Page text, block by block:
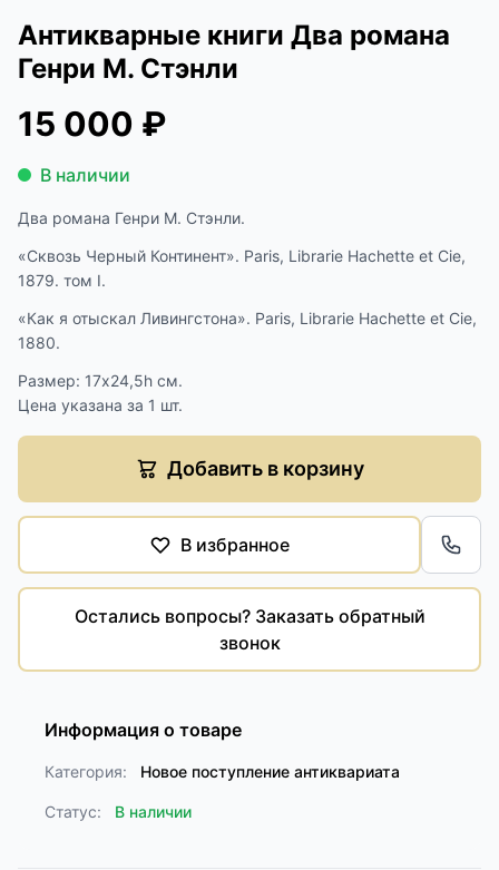
Антикварные книги Два романа
Генри М. Стэнли
15 000 ₽
В наличии
Два романа Генри М. Стэнли.
«Сквозь Черный Континент». Paris, Librarie Hachette et Cie,
1879. том I.
«Как я отыскал Ливингстона». Paris, Librarie Hachette et Cie,
1880.
Размер: 17х24,5h см.
Цена указана за 1 шт.
Добавить в корзину
В избранное
Остались вопросы? Заказать обратный
звонок
Информация о товаре
Категория: Новое поступление антиквариата
Статус: В наличии